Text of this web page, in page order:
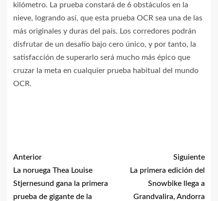
kilómetro. La prueba constará de 6 obstáculos en la
nieve, logrando así, que esta prueba OCR sea una de las
más originales y duras del país. Los corredores podrán
disfrutar de un desafío bajo cero único, y por tanto, la
satisfacción de superarlo será mucho más épico que
cruzar la meta en cualquier prueba habitual del mundo
OCR.
Anterior
La noruega Thea Louise
Stjernesund gana la primera
prueba de gigante de la
Siguiente
La primera edición del
Snowbike llega a
Grandvalira, Andorra